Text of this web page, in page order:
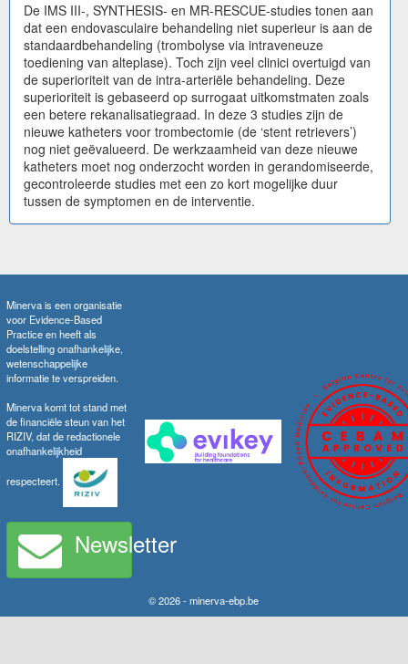
De IMS III-, SYNTHESIS- en MR-RESCUE-studies tonen aan
dat een endovasculaire behandeling niet superieur is aan de
standaardbehandeling (trombolyse via intraveneuze
toediening van alteplase). Toch zijn veel clinici overtuigd van
de superioriteit van de intra-arteriële behandeling. Deze
superioriteit is gebaseerd op surrogaat uitkomstmaten zoals
een betere rekanalisatiegraad. In deze 3 studies zijn de
nieuwe katheters voor trombectomie (de ‘stent retrievers’)
nog niet geëvalueerd. De werkzaamheid van deze nieuwe
katheters moet nog onderzocht worden in gerandomiseerde,
gecontroleerde studies met een zo kort mogelijke duur
tussen de symptomen en de interventie.
Minerva is een organisatie
voor Evidence-Based
Practice en heeft als
doelstelling onafhankelijke,
wetenschappelijke
informatie te verspreiden.
Minerva komt tot stand met
de financiële steun van het
RIZIV, dat de redactionele
onafhankelijkheid
respecteert.
Newsletter
© 2026 - minerva-ebp.be